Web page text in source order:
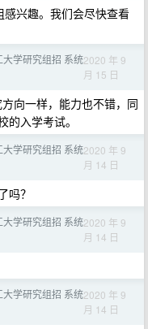
兴趣。我们会尽快查看
学研究组招 系统2020 年 9
月 15 日
向一样，能力也不错，同
入学考试。
学研究组招 系统2020 年 9
月 14 日
吗？
学研究组招 系统2020 年 9
月 14 日
学研究组招 系统2020 年 9
月 14 日